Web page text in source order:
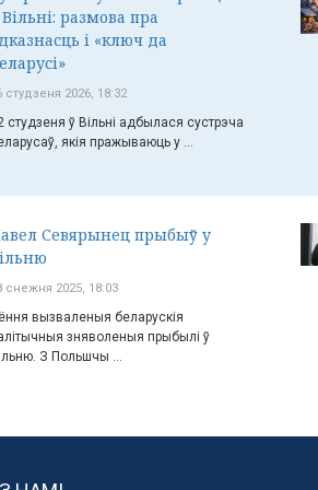
размова пра
і «ключ да
студзеня 2026, 18:32
студзеня ў Вільні адбылася сустрэча
якія пражываюць у ...
Севярынец прыбыў у
снежня 2025, 18:03
вызваленыя беларускія
зняволеныя прыбылі ў
З Польшчы ...